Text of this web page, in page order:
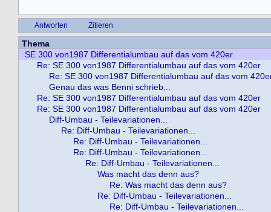
Antworten Zitieren
Thema
SE 300 von1987 Differentialumbau auf das vom 420er
Re: SE 300 von1987 Differentialumbau auf das vom 420er
Re: SE 300 von1987 Differentialumbau auf das vom
Genau das was Benni schrieb,..
Re: SE 300 von1987 Differentialumbau auf das vom 420er
Re: SE 300 von1987 Differentialumbau auf das vom 420er
Diff-Umbau - Teilevariationen...
Re: Diff-Umbau - Teilevariationen...
Re: Diff-Umbau - Teilevariationen...
Re: Diff-Umbau - Teilevariationen...
Re: Diff-Umbau - Teilevariationen...
Was macht das denn aus?
Re: Was macht das denn aus?
Re: Diff-Umbau - Teilevariationen...
Re: Diff-Umbau - Teilevariationen...